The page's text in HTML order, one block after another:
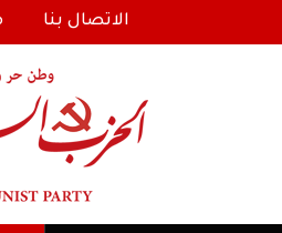
الاتصال بنا